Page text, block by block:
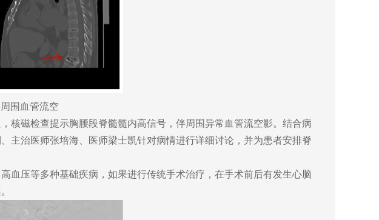
围血管流空
磁检查提示胸腰段脊髓髓内高信号，伴周围异常血管流空影。结合病
主治医师张培海、医师梁士凯针对病情进行详细讨论，并为患者安排脊
压等多种基础疾病，如果进行传统手术治疗，在手术前后有发生心脑